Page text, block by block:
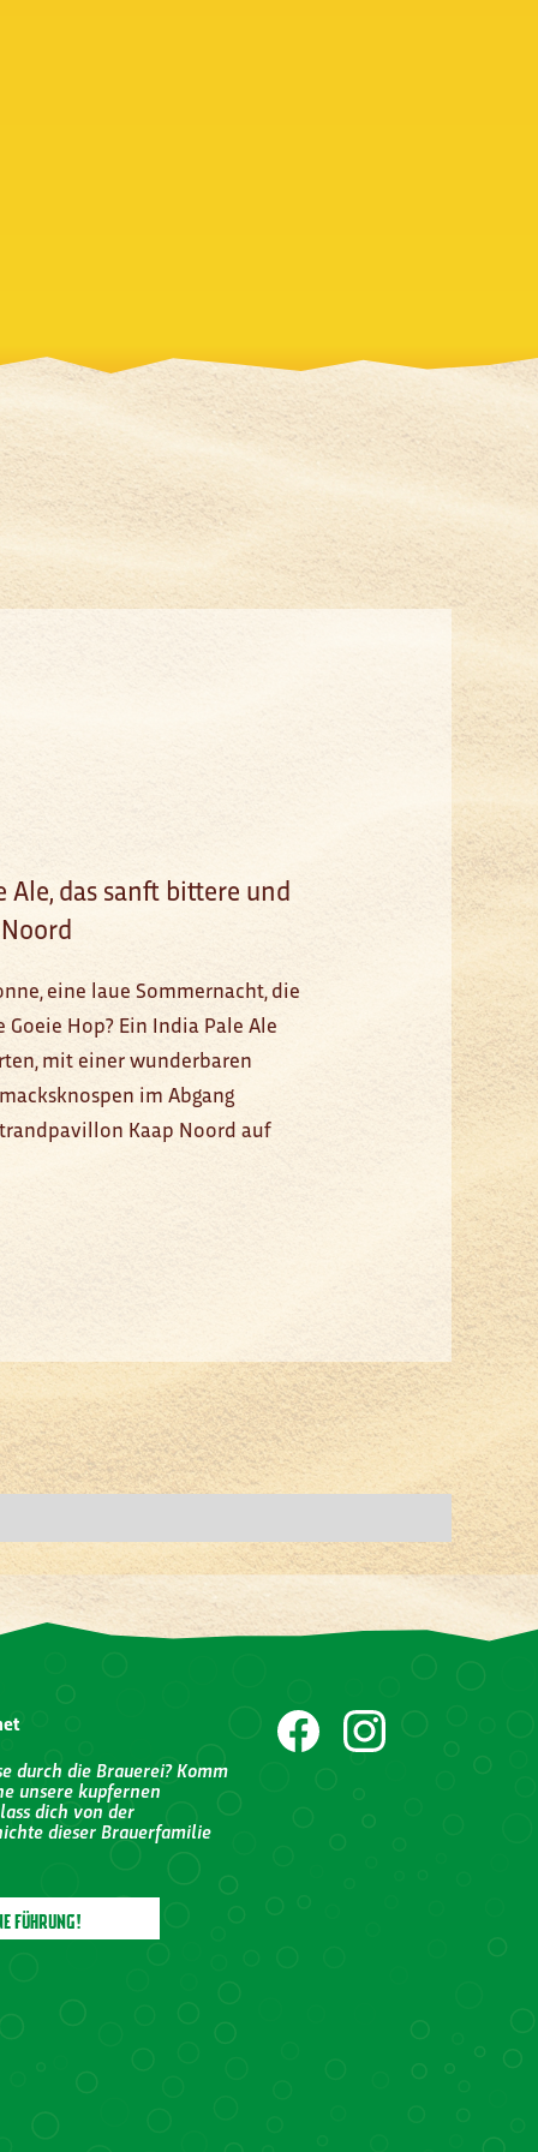
Ale, das sanft bittere und
eine laue Sommernacht, die
Hop? Ein India Pale Ale
mit einer wunderbaren
im Abgang
Kaap Noord auf
durch die Brauerei? Komm
unsere kupfernen
dich von der
dieser Brauerfamilie
FÜHRUNG!